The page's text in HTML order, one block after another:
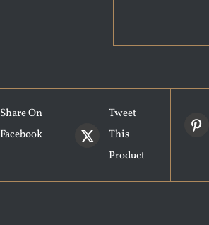
Share On
Facebook
Tweet
This
Product